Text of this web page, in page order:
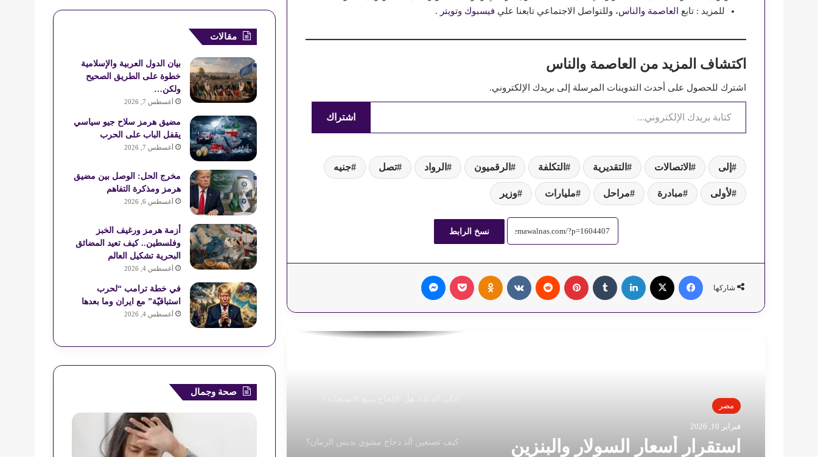
للمزيد : تابع
العاصمة والناس، وللتواصل الاجتماعي تابعنا علي فيسبوك وتويتر .
اكتشاف المزيد من العاصمة والناس
اشترك للحصول على أحدث التدوينات المرسلة إلى بريدك الإلكتروني.
اشتراك
إلى الاتصالات التقديرية التكلفة الرقميون الرواد تصل جنيه
لأولى مبادرة مراحل مليارات وزير
نسخ الرابط
شاركها
مصر
فبراير 10, 2026
استقرار أسعار السولار والبنزين
كيف تصنعين ألذ دجاج مشوي بدبس الرمان؟
قائمة أسعار الخضراوات في سوق العبور
اليوم
كيف تصنعين ألذ دجاج مشوي بدبس الرمان؟
س
ب
و
ك
ن
ر
ي
س
ت
o
u
b
e
س
ر
م
خ
ل
و
ع
مقالات
بيان الدول العربية والإسلامية
خطوة على الطريق الصحيح
ولكن…
أغسطس 7, 2026
مضيق هرمز سلاح جيو سياسي
يقفل الباب على الحرب
أغسطس 7, 2026
مخرج الحل: الوصل بين مضيق
هرمز ومذكرة التفاهم
أغسطس 6, 2026
أزمة هرمز ورغيف الخبز
وفلسطين.. كيف تعيد المضائق
البحرية تشكيل العالم
أغسطس 4, 2026
في خطة ترامب “لحرب
استباقيّة” مع ايران وما بعدها
أغسطس 4, 2026
صحة وجمال